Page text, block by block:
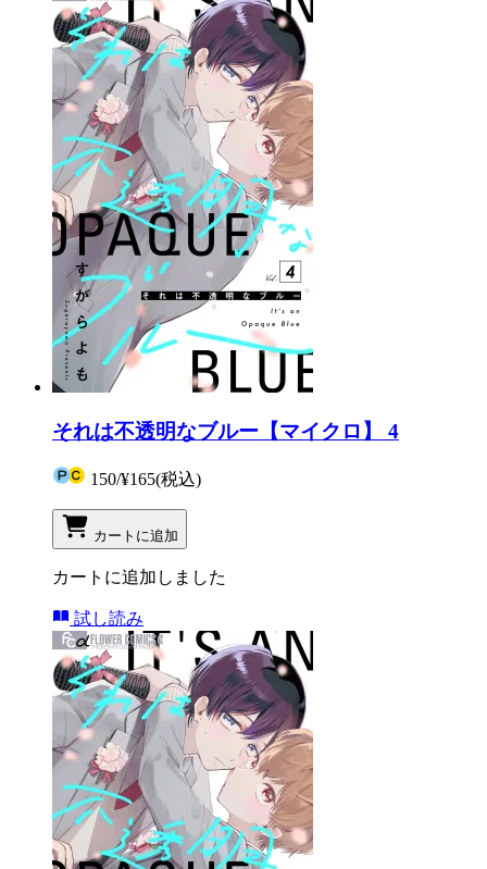
それは不透明なブルー【マイクロ】 4
150/¥165(税込)
カートに追加
カートに追加しました
試し読み